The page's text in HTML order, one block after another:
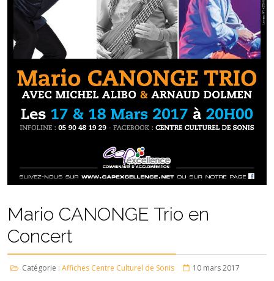
Mario CANONGE Trio en
Concert
Catégorie : Affiches Centre Culturel de Sonis 10 mars 2017